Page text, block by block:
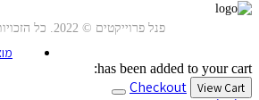
פנל פרוייקטים © 2022. כל הזכויות שמורות
has been added to your cart:
View Cart
Checkout